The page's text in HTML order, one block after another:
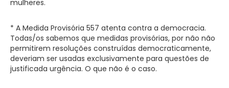
mulheres.
* A Medida Provisória 557 atenta contra a democracia.
Todas/os sabemos que medidas provisórias, por não não
permitirem resoluções construídas democraticamente,
deveriam ser usadas exclusivamente para questões de
justificada urgência. O que não é o caso.